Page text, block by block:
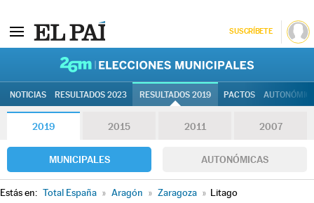
SUSCRÍBETE
NOTICIAS RESULTADOS 2023 RESULTADOS 2019 PACTOS
2019 2015 2011 2007
MUNICIPALES AUTONÓMICAS
Estás en: Total España » Aragón » Zaragoza » Litago